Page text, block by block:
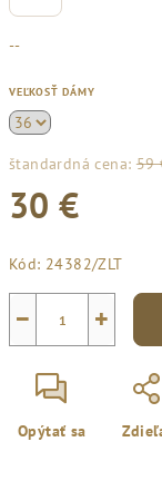
--
VEĽKOSŤ DÁMY
štandardná cena: 59
30 €
cena:
Kód: 24382/ZLT
+
−
Opýtať sa